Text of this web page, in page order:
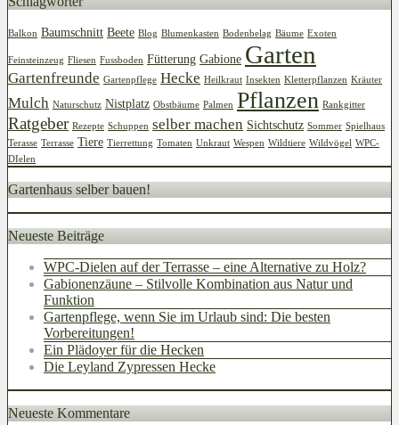
Balkon Baumschnitt Beete Blog Blumenkasten Bodenbelag Bäume Exoten
Feinsteinzeug Fliesen Fussboden Fütterung Gabione Garten
Gartenfreunde Gartenpflege Hecke Heilkraut Insekten Kletterpflanzen Kräuter
Mulch Naturschutz Nistplatz Obstbäume Palmen Pflanzen Rankgitter
Ratgeber Rezepte Schuppen selber machen Sichtschutz Sommer Spielhaus
Terasse Terrasse Tiere Tierrettung Tomaten Unkraut Wespen Wildtiere Wildvögel WPC-
DIelen
Gartenhaus selber bauen!
Neueste Beiträge
WPC-Dielen auf der Terrasse – eine Alternative zu Holz?
Gabionenzäune – Stilvolle Kombination aus Natur und
Funktion
Gartenpflege, wenn Sie im Urlaub sind: Die besten
Vorbereitungen!
Ein Plädoyer für die Hecken
Die Leyland Zypressen Hecke
Neueste Kommentare